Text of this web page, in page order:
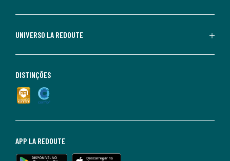
UNIVERSO LA REDOUTE
APP LA REDOUTE
DISTINÇÕES